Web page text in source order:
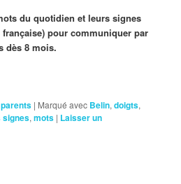
du quotidien et leurs signes
pour communiquer par
dès 8 mois.
| Marqué avec Belin,doigts,
signes,mots | Laisser un